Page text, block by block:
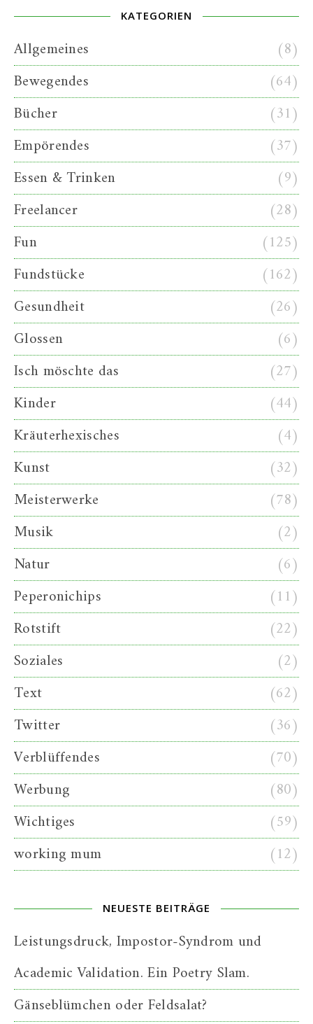
KATEGORIEN
Allgemeines
(8)
Bewegendes
(64)
Bücher
(31)
Empörendes
(37)
Essen & Trinken
(9)
Freelancer
(28)
Fun
(125)
Fundstücke
(162)
Gesundheit
(26)
Glossen
(6)
Isch möschte das
(27)
Kinder
(44)
Kräuterhexisches
(4)
Kunst
(32)
Meisterwerke
(78)
Musik
(2)
Natur
(6)
Peperonichips
(11)
Rotstift
(22)
Soziales
(2)
Text
(62)
Twitter
(36)
Verblüffendes
(70)
Werbung
(80)
Wichtiges
(59)
working mum
(12)
NEUESTE BEITRÄGE
Leistungsdruck, Impostor-Syndrom und
Academic Validation. Ein Poetry Slam.
Gänseblümchen oder Feldsalat?